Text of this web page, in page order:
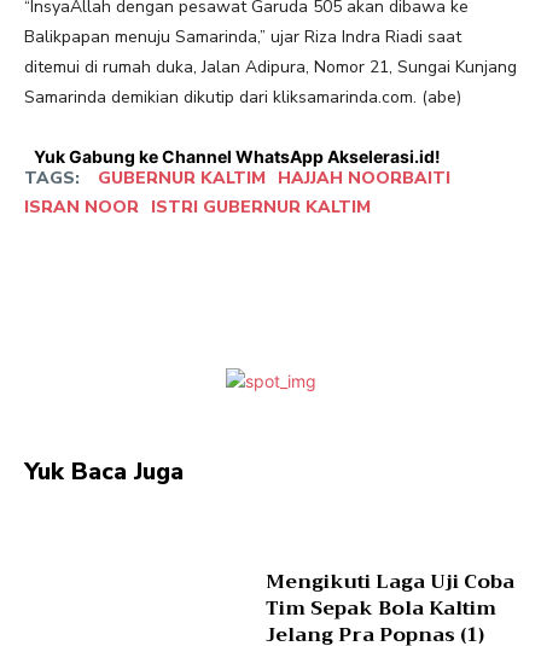
“InsyaAllah dengan pesawat Garuda 505 akan dibawa ke
Balikpapan menuju Samarinda,” ujar Riza Indra Riadi saat
ditemui di rumah duka, Jalan Adipura, Nomor 21, Sungai Kunjang
Samarinda demikian dikutip dari kliksamarinda.com. (abe)
Yuk Gabung ke Channel WhatsApp Akselerasi.id!
TAGS: GUBERNUR KALTIM
HAJJAH NOORBAITI
ISRAN NOOR ISTRI GUBERNUR KALTIM
Yuk Baca Juga
Mengikuti Laga Uji Coba
Tim Sepak Bola Kaltim
Jelang Pra Popnas (1)